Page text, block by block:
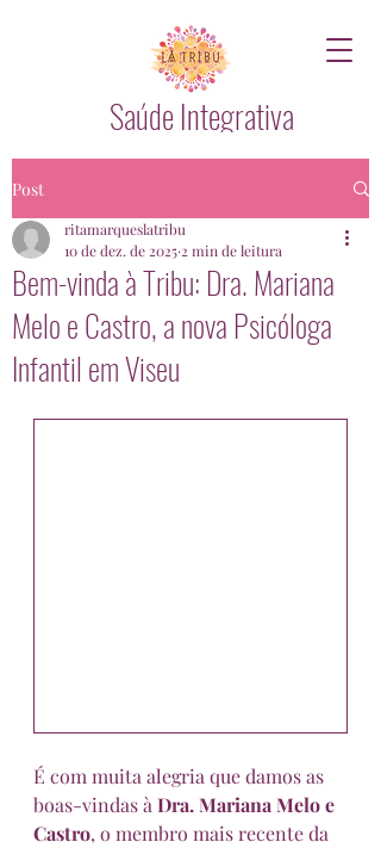
Saúde Integrativa
Post
Bem-vinda à Tribu: Dra. Mariana
Melo e Castro, a nova Psicóloga
Infantil em Viseu
ritamarqueslatribu
10 de dez. de 2025 2 min de leitura
É com muita alegria que damos as
boas-vindas à Dra. Mariana Melo e
Castro, o membro mais recente da